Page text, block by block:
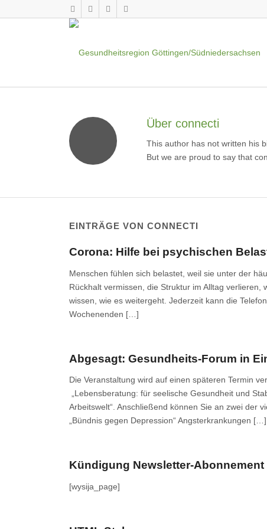
Überconnecti
This author has not written his
But we are proud to say that
EINTRÄGE VON CONNECTI
Corona: Hilfe bei psychischen
Menschen fühlen sich belastet, weil sie unter der
Rückhalt vermissen, die Struktur im Alltag
wissen, wie es weitergeht. Jederzeit kann die
Wochenenden […]
Abgesagt: Gesundheits-Forum in
Die Veranstaltung wird auf einen späteren Termin
„Lebensberatung: für seelische Gesundheit und
Arbeitswelt“. Anschließend können Sie an zwei der
„Bündnis gegen Depression“ Angsterkrankungen […]
Kündigung Newsletter-Abonnement
[wysija_page]